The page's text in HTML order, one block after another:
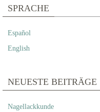
SPRACHE
Español
English
NEUESTE BEITRÄGE
Nagellackkunde